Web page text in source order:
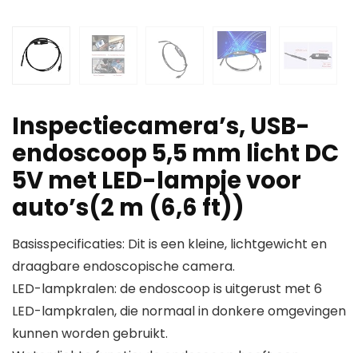
Inspectiecamera’s, USB-
endoscoop 5,5 mm licht DC
5V met LED-lampje voor
auto’s(2 m (6,6 ft))
Basisspecificaties: Dit is een kleine, lichtgewicht en
draagbare endoscopische camera.
LED-lampkralen: de endoscoop is uitgerust met 6
LED-lampkralen, die normaal in donkere omgevingen
kunnen worden gebruikt.